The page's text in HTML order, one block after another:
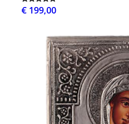
€ 199,00